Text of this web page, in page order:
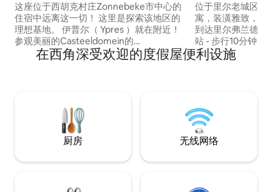
这座位于西胡克村庄Zonnebeke市中心的
住宿中远离这一切！ 这里是探索该地区的
理想基地。 伊普尔（ Ypres ）就在附近！
参观美丽的Casteeldomein的
Passchendaele博物馆或附近的许多其他
博物馆！ The Tyne Cot Cemetery、The
该地区也有许多自行车路线！ 尽情享受，
位于里尔老城区中
寓，装潢雅致，充
到达里尔弗兰德尔
站 - 步行10分钟即
Lille Flandre地铁
-距离里尔竞技场
V'Lille自行车，公
近。
在西角深受欢迎的度假屋便利设施
厨房 无线网络